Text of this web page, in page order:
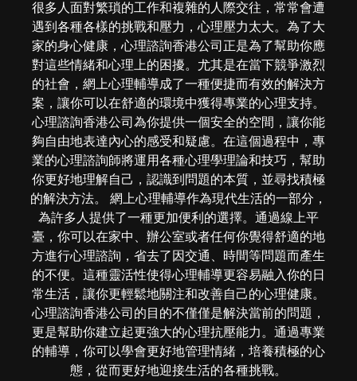
很多人面對繁瑣的工作和複雜的人際交往，常常會遭
遇到各種各樣的挑戰和壓力，心理壓力太大。為了大
家的身心健康，心理諮詢香港公司正是為了幫助你應
對這些情緒和心理上的困擾。尤其是在當下競爭激烈
的社會，網上心理輔導成了一種便捷而有效的解決方
案，讓你可以在舒適的環境中獲得專業的心理支持。
心理諮詢香港公司為你提供一個安全的空間，讓你能
夠自由地表達內心的感受和疑慮。在這個過程中，專
業的心理諮詢師將運用各種心理學理論和技巧，幫助
你更好地理解自己，認識到問題的本質，並尋找積極
的解決方法。 網上心理輔導作為現代生活的一部分，
為許多人提供了一種更加便利的選擇。通過線上平
臺，你可以在家中、辦公室或者任何你覺得舒適的地
方進行心理諮詢，省去了因交通、時間等問題而產生
的不便。這種靈活性使得心理輔導更容易融入你的日
常生活，讓你更輕鬆地關注和改善自己的心理健康。
心理諮詢香港公司的目的不僅僅是解決當前的問題，
更是幫助你建立起更強大的心理抗壓能力。通過專業
的輔導，你可以學會更好地管理情緒，培養積極的心
態，從而更好地迎接生活的各種挑戰。